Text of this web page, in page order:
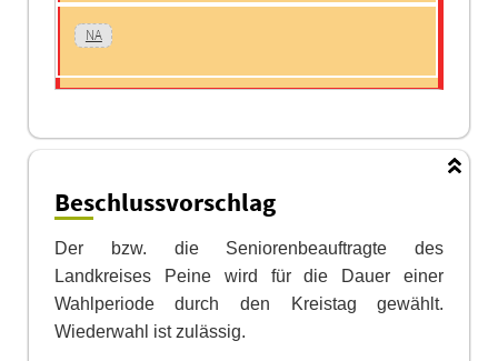
NA
Beschlussvorschlag
Der bzw. die Seniorenbeauftragte des
Landkreises Peine wird für die Dauer einer
Wahlperiode durch den Kreistag gewählt.
Wiederwahl ist zulässig.